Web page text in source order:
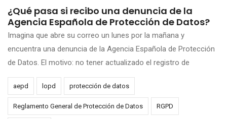
¿Qué pasa si recibo una denuncia de la
Agencia Española de Protección de Datos?
Imagina que abre su correo un lunes por la mañana y
encuentra una denuncia de la Agencia Española de Protección
de Datos. El motivo: no tener actualizado el registro de
aepd lopd protección de datos
Reglamento General de Protección de Datos RGPD